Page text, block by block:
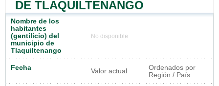
DE TLAQUILTENANGO
Nombre de los
habitantes
(gentilicio) del
municipio de
Tlaquiltenango
No disponible
Fecha Valor actual
Ordenados por
Región / País